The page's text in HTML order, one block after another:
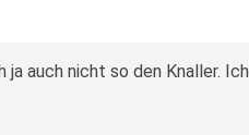
ja auch nicht so den Knaller. Ich